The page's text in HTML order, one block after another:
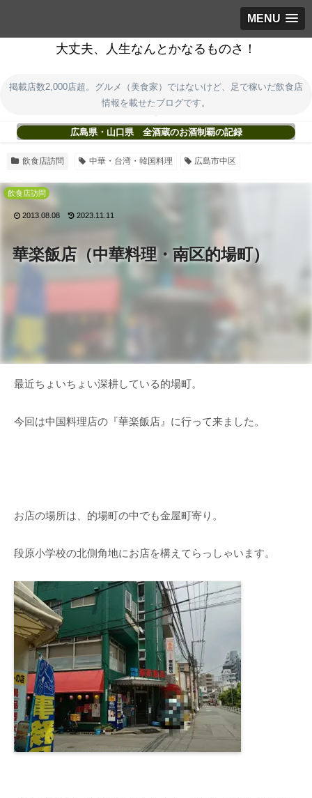
MENU
大丈夫、人生なんとかなるものさ！
掲載店数2,000店超。グルメ（美食家）ではないけど、足で稼いだ飲食店
情報を載せたブログです。
広島県・山口県 全酒蔵のお酒制覇の記録
飲食店訪問 中華・台湾・韓国料理 広島市中区
華楽飯店（中華料理・南区的場町）
飲食店訪問
2013.08.08 2023.11.11
最近ちょいちょい深耕している的場町。
今回は中国料理店の『華楽飯店』に行って来ました。
お店の場所は、的場町の中でも金屋町寄り。
段原小学校の北側角地にお店を構えてらっしゃいます。